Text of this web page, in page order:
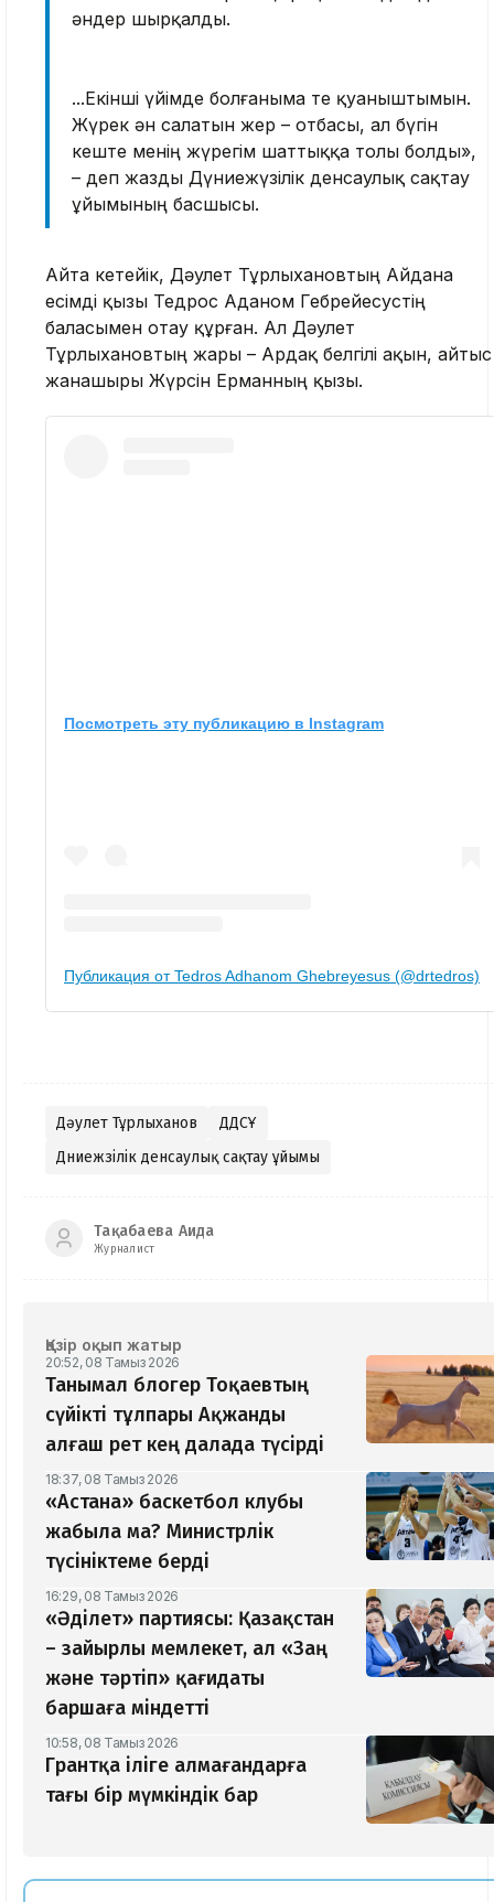
әндер шырқалды.
...Екінші үйімде болғаныма өте қуаныштымын.
Жүрек ән салатын жер – отбасы, ал бүгін
кеште менің жүрегім шаттыққа толы болды»,
– деп жазды Дүниежүзілік денсаулық сақтау
ұйымының басшысы.
Айта кетейік, Дәулет Тұрлыхановтың Айдана
есімді қызы Тедрос Аданом Гебрейесустің
баласымен отау құрған. Ал Дәулет
Тұрлыхановтың жары – Ардақ белгілі ақын, айтыс
жанашыры Жүрсін Ерманның қызы.
Посмотреть эту публикацию в Instagram
Публикация от Tedros Adhanom Ghebreyesus (@drtedros)
Дәулет Тұрлыханов
ДДСҰ
Дүниежүзілік денсаулық сақтау ұйымы
Тақабаева Аида
Журналист
Қазір оқып жатыр
20:52, 08 Тамыз 2026
Танымал блогер Тоқаевтың
сүйікті тұлпары Ақжанды
алғаш рет кең далада түсірді
18:37, 08 Тамыз 2026
«Астана» баскетбол клубы
жабыла ма? Министрлік
түсініктеме берді
16:29, 08 Тамыз 2026
«Әділет» партиясы: Қазақстан
– зайырлы мемлекет, ал «Заң
және тәртіп» қағидаты
баршаға міндетті
10:58, 08 Тамыз 2026
Грантқа іліге алмағандарға
тағы бір мүмкіндік бар